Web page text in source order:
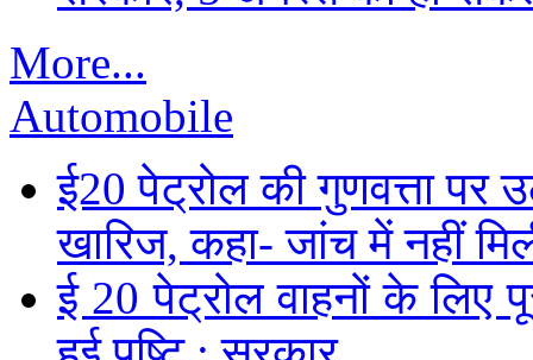
More...
Automobile
ई20 पेट्रोल की गुणवत्ता पर
खारिज, कहा- जांच में नहीं
ई 20 पेट्रोल वाहनों के लिए